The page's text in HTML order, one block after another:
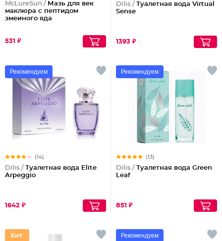
McLureSun / Мазь для век
маклюра с пептидом
змеиного яда
531 ₽
Dilis / Туалетная вода Virtual
Sense
1393 ₽
Рекомендуем
(14)
Dilis / Туалетная вода Elite
Arpeggio
1642 ₽
Рекомендуем
(13)
Dilis / Туалетная вода Green
Leaf
851 ₽
Рекомендуем